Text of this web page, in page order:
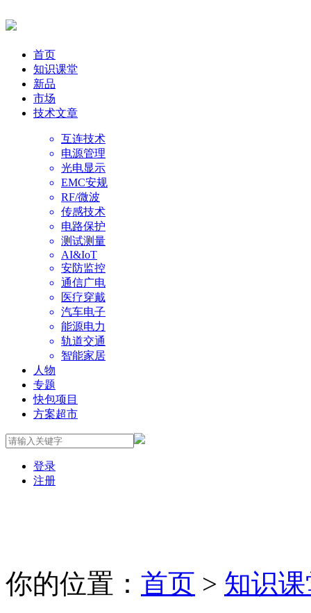
首页
知识课堂
新品
市场
技术文章
互连技术
电源管理
光电显示
EMC安规
RF/微波
传感技术
电路保护
测试测量
AI&IoT
安防监控
通信广电
医疗穿戴
汽车电子
能源电力
轨道交通
智能家居
人物
专题
快包项目
方案超市
登录
注册
你的位置： 首页 > 知识